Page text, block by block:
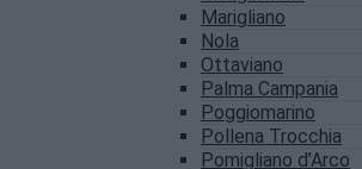
Marigliano
Nola
Ottaviano
Palma Campania
Poggiomarino
Pollena Trocchia
Pomigliano d’Arco